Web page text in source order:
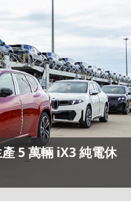
5 萬輛 iX3 純電休